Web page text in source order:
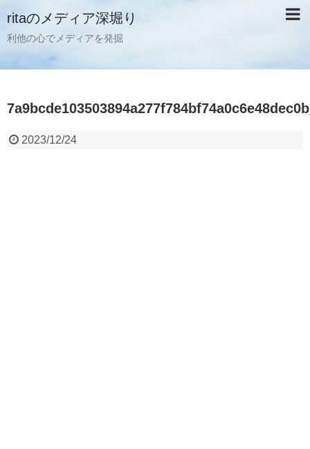
ritaのメディア深堀り
利他の心でメディアを発掘
2023/12/24